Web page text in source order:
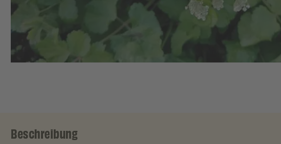
Beschreibung